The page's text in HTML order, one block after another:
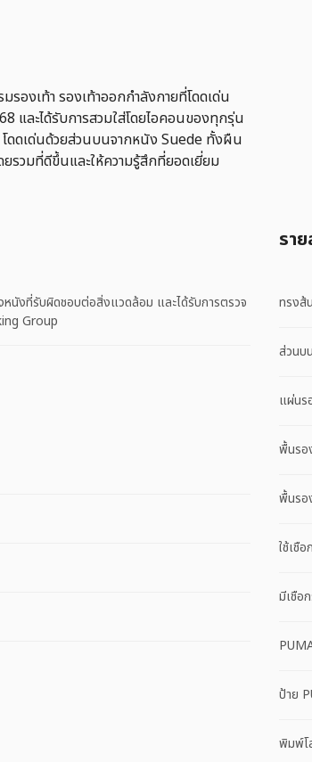
องเท้า รองเท้าออกกำลังกายที่โดดเด่น
และได้รับการสวมใส่โดยไอคอนของทุกรุ่น
ดดเด่นด้วยส่วนบนจากหนัง Suede ทั้งผืน
วมที่ดีขึ้นและให้ความรู้สึกที่ยอดเยี่ยม
นังที่รับผิดชอบต่อสิ่งแวดล้อม และได้รับการตรวจ
Group
รา
ทรงส้
ส่วนบ
แผ่นร
พื้นรอ
พื้นรอ
ใช้เชื
มีเชือ
ป้าย
พิมพ์โ